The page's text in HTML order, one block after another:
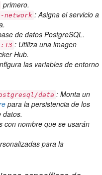
primero.
network : Asigna el servicio a
de datos PostgreSQL.
: Utiliza una imagen
Hub.
las variables de entorno
data : Monta un
para la persistencia de los
datos.
con nombre que se usarán
para la